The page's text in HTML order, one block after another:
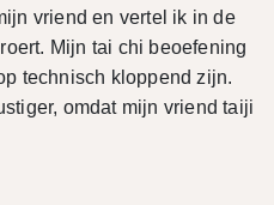
vriend en vertel ik in de
Mijn tai chi beoefening
technisch kloppend zijn.
omdat mijn vriend taiji